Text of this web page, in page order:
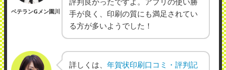
ベテランGメン園川
手が良く、印刷の質にも満足されてい
る方が多いようでした！
詳しくは、 年賀状印刷口コミ・評判記